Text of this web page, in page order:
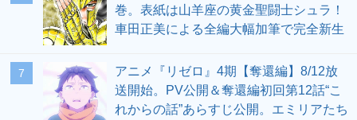
巻。表紙は山羊座の黄金聖闘士シュラ！
車田正美による全編大幅加筆で完全新生
7
アニメ『リゼロ』4期【奪還編】8/12放
送開始。PV公開＆奪還編初回第12話“こ
れからの話”あらすじ公開。エミリアたち